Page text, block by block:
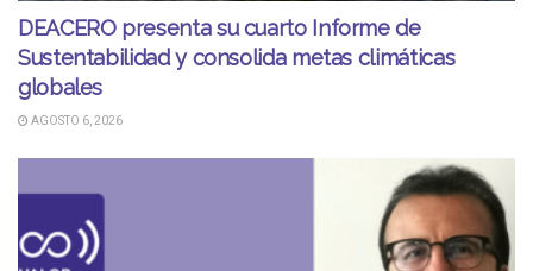
DEACERO presenta su cuarto Informe de
Sustentabilidad y consolida metas climáticas
globales
AGOSTO 6, 2026